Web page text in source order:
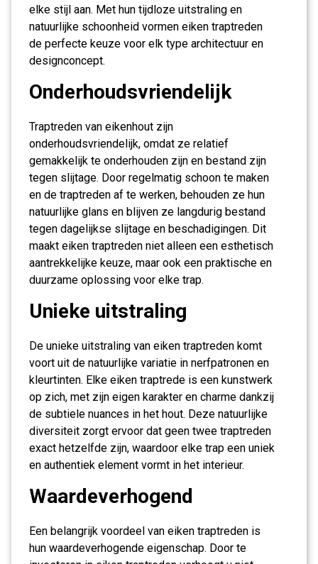
elke stijl aan. Met hun tijdloze uitstraling en
natuurlijke schoonheid vormen eiken traptreden
de perfecte keuze voor elk type architectuur en
designconcept.
Onderhoudsvriendelijk
Traptreden van eikenhout zijn
onderhoudsvriendelijk, omdat ze relatief
gemakkelijk te onderhouden zijn en bestand zijn
tegen slijtage. Door regelmatig schoon te maken
en de traptreden af te werken, behouden ze hun
natuurlijke glans en blijven ze langdurig bestand
tegen dagelijkse slijtage en beschadigingen. Dit
maakt eiken traptreden niet alleen een esthetisch
aantrekkelijke keuze, maar ook een praktische en
duurzame oplossing voor elke trap.
Unieke uitstraling
De unieke uitstraling van eiken traptreden komt
voort uit de natuurlijke variatie in nerfpatronen en
kleurtinten. Elke eiken traptrede is een kunstwerk
op zich, met zijn eigen karakter en charme dankzij
de subtiele nuances in het hout. Deze natuurlijke
diversiteit zorgt ervoor dat geen twee traptreden
exact hetzelfde zijn, waardoor elke trap een uniek
en authentiek element vormt in het interieur.
Waardeverhogend
Een belangrijk voordeel van eiken traptreden is
hun waardeverhogende eigenschap. Door te